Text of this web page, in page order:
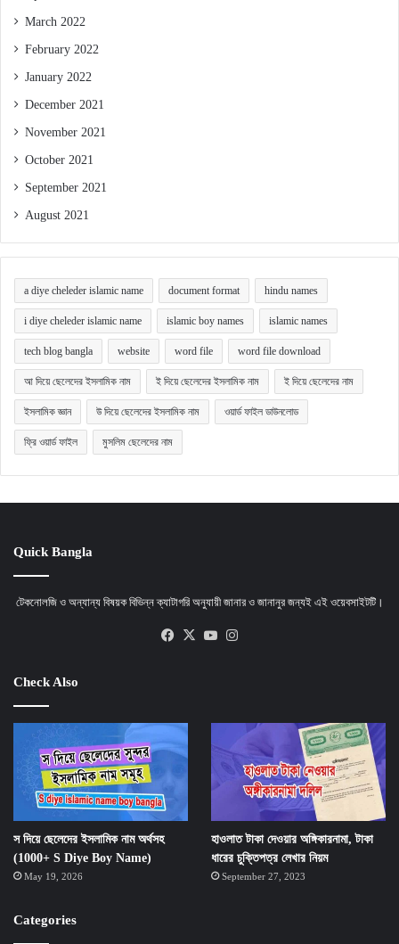
March 2022
February 2022
January 2022
December 2021
November 2021
October 2021
September 2021
August 2021
a diye cheleder islamic name document format hindu names
i diye cheleder islamic name islamic boy names islamic names
tech blog bangla website word file word file download
আ দিয়ে ছেলেদের ইসলামিক নাম ই দিয়ে ছেলেদের ইসলামিক নাম ই দিয়ে ছেলেদের নাম
ইসলামিক জ্ঞান উ দিয়ে ছেলেদের ইসলামিক নাম ওয়ার্ড ফাইল ডাউনলোড
ফ্রি ওয়ার্ড ফাইল মুসলিম ছেলেদের নাম
Quick Bangla
টেকনোলজি ও অন্যান্য বিষয়ক বিভিন্ন ক্যাটাগরি অনুযায়ী জানার ও জানানুর জন্যই এই ওয়েবসাইটটি।
Facebook
X YouTube
Check Also
স দিয়ে ছেলেদের ইসলামিক নাম অর্থসহ
(1000+ S Diye Boy Name)
May 19, 2026
হাওলাত টাকা দেওয়ার অঙ্গিকারনামা, টাকা
ধারের চুক্তিপত্র লেখার নিয়ম
September 27, 2023
Categories